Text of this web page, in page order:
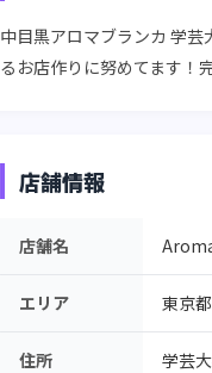
中目黒アロマブランカ 学
るお店作りに努めてます！
店舗情報
店舗名
エリア 東京都
住所 学芸